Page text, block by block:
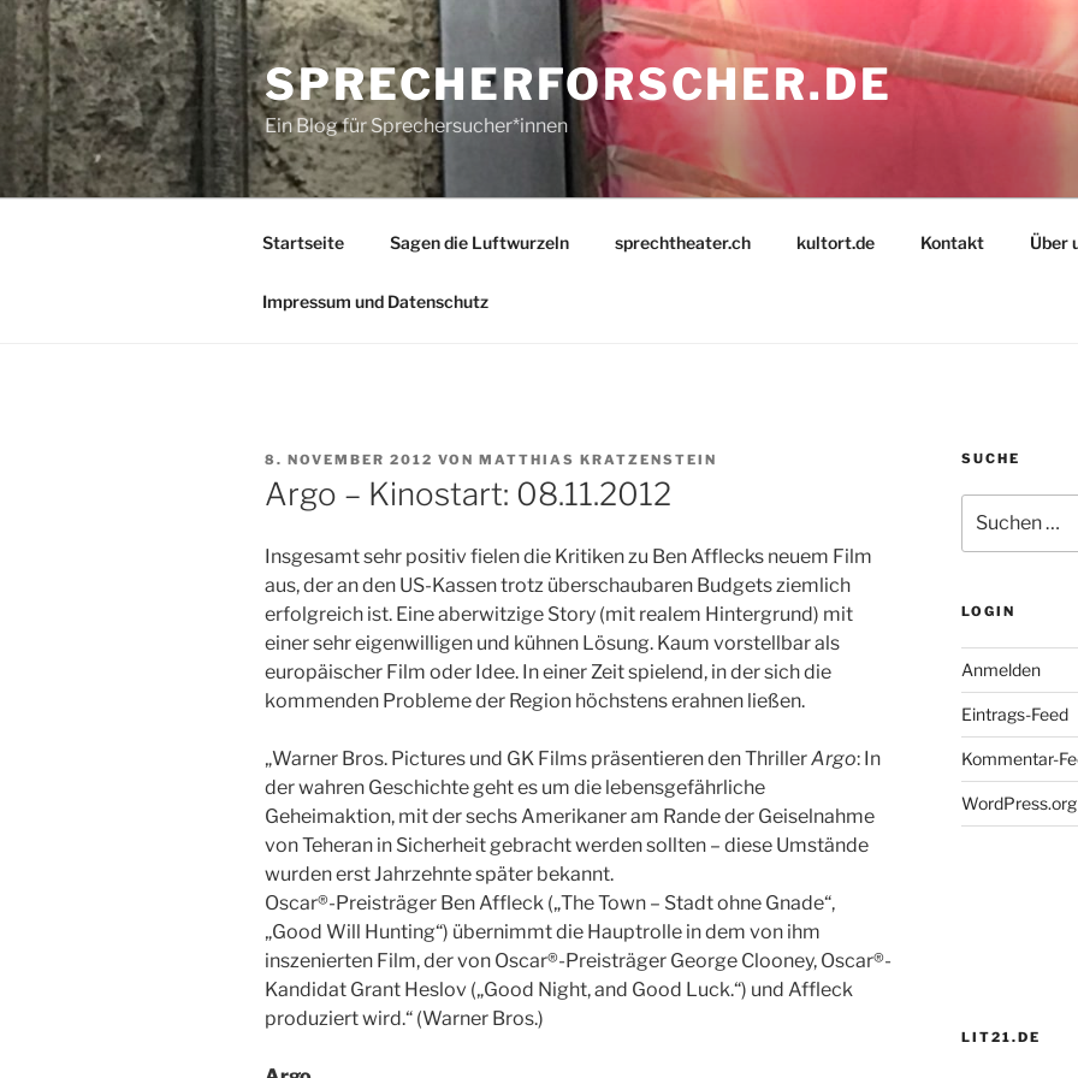
Zum
Inhalt
springen
SPRECHERFORSCHER.DE
Ein Blog für Sprechersucher*innen
Startseite Sagen die Luftwurzeln sprechtheater.ch kultort.de Kontakt Über
Impressum und Datenschutz
VERÖFFENTLICHT
AM
8. NOVEMBER 2012 VON MATTHIAS KRATZENSTEIN
Argo – Kinostart: 08.11.2012
Insgesamt sehr positiv fielen die Kritiken zu Ben Afflecks neuem Film
aus, der an den US-Kassen trotz überschaubaren Budgets ziemlich
erfolgreich ist. Eine aberwitzige Story (mit realem Hintergrund) mit
einer sehr eigenwilligen und kühnen Lösung. Kaum vorstellbar als
europäischer Film oder Idee. In einer Zeit spielend, in der sich die
kommenden Probleme der Region höchstens erahnen ließen.
„Warner Bros. Pictures und GK Films präsentieren den ThrillerArgo: In
der wahren Geschichtegeht es um die lebensgefährliche
Geheimaktion, mit der sechs Amerikaner am Rande der Geiselnahme
von Teheran in Sicherheit gebracht werden sollten – diese Umstände
wurden erst Jahrzehnte später bekannt.
Oscar®-Preisträger Ben Affleck („The Town – Stadt ohne Gnade“,
„Good Will Hunting“) übernimmt die Hauptrolle in dem von ihm
inszenierten Film, der von Oscar®-Preisträger George Clooney, Oscar®-
Kandidat Grant Heslov („Good Night, and Good Luck.“) und Affleck
produziert wird.“ (Warner Bros.)
SUCHE
nach:
LOGIN
Anmelden
Eintrags-Feed
Kommentar-
WordPress.org
LIT21.DE